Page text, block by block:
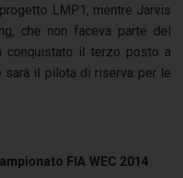
LMP1, mentre Jarvis
che non faceva parte del
conquistato il terzo posto a
sarà il pilota di riserva per le
FIA WEC 2014